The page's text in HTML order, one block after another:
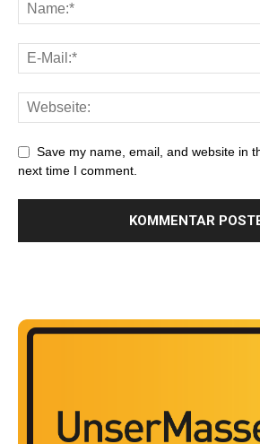
Save my name, email, and website in
next time I comment.